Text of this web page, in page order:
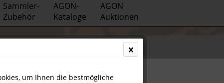
Sammler-
Zubehör
AGON-
Kataloge
AGON
Auktionen
um Ihnen die bestmögliche